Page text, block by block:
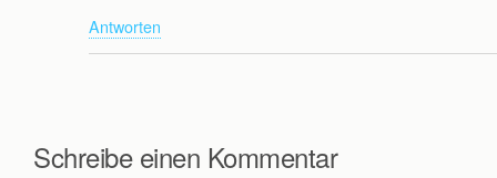
Antworten
Schreibe einen Kommentar